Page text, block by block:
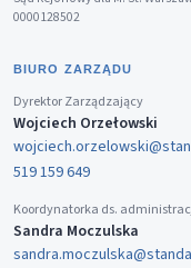
0000128502
BIURO ZARZĄDU
Dyrektor Zarządzający
Wojciech Orzełowski
519 159 649
Koordynatorka ds.
Sandra Moczulska